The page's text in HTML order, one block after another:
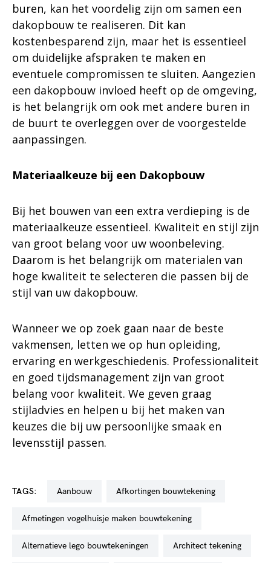
buren, kan het voordelig zijn om samen een
dakopbouw te realiseren. Dit kan
kostenbesparend zijn, maar het is essentieel
om duidelijke afspraken te maken en
eventuele compromissen te sluiten. Aangezien
een dakopbouw invloed heeft op de omgeving,
is het belangrijk om ook met andere buren in
de buurt te overleggen over de voorgestelde
aanpassingen.
Materiaalkeuze bij een Dakopbouw
Bij het bouwen van een extra verdieping is de
materiaalkeuze essentieel. Kwaliteit en stijl zijn
van groot belang voor uw woonbeleving.
Daarom is het belangrijk om materialen van
hoge kwaliteit te selecteren die passen bij de
stijl van uw dakopbouw.
Wanneer we op zoek gaan naar de beste
vakmensen, letten we op hun opleiding,
ervaring en werkgeschiedenis. Professionaliteit
en goed tijdsmanagement zijn van groot
belang voor kwaliteit. We geven graag
stijladvies en helpen u bij het maken van
keuzes die bij uw persoonlijke smaak en
levensstijl passen.
TAGS: aanbouw afkortingen bouwtekening
afmetingen vogelhuisje maken bouwtekening
alternatieve lego bouwtekeningen architect tekening